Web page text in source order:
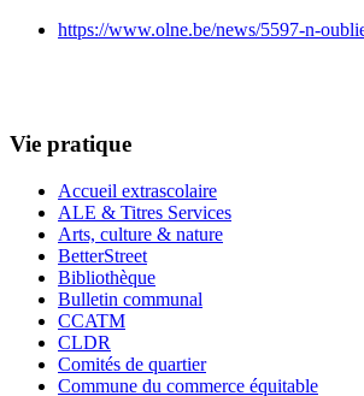
https://www.olne.be/news/5597-n-
Vie pratique
Accueil extrascolaire
ALE & Titres Services
Arts, culture & nature
BetterStreet
Bibliothèque
Bulletin communal
CCATM
CLDR
Comités de quartier
Commune du commerce équitable